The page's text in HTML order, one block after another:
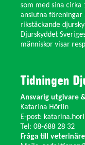
som med sina cirka
anslutna föreningar
rikstäckande
Djurskyddet
människor visar
Tidningen
Ansvarig utgivare
Katarina Hörlin
E-post:
Tel: 08-688 28 32
Fråga till